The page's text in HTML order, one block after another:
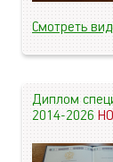
Смотреть
Диплом
2014-2026